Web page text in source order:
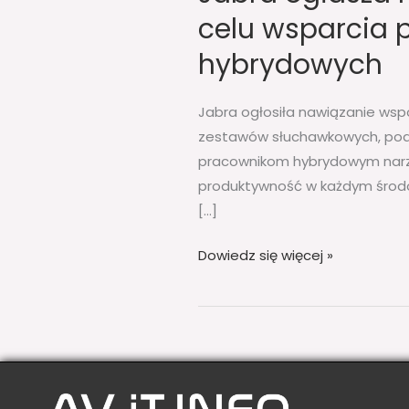
celu wsparcia
hybrydowych
Jabra ogłosiła nawiązanie
zestawów słuchawkowych,
pracownikom hybrydowym
produktywność w każdym
[…]
Dowiedz się więcej »